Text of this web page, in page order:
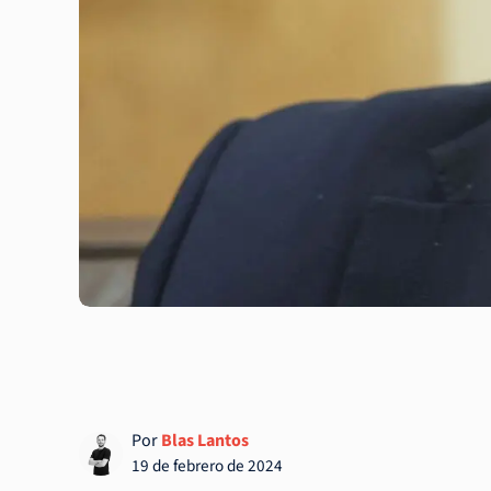
PorBlas Lantos
19 de febrero de 2024